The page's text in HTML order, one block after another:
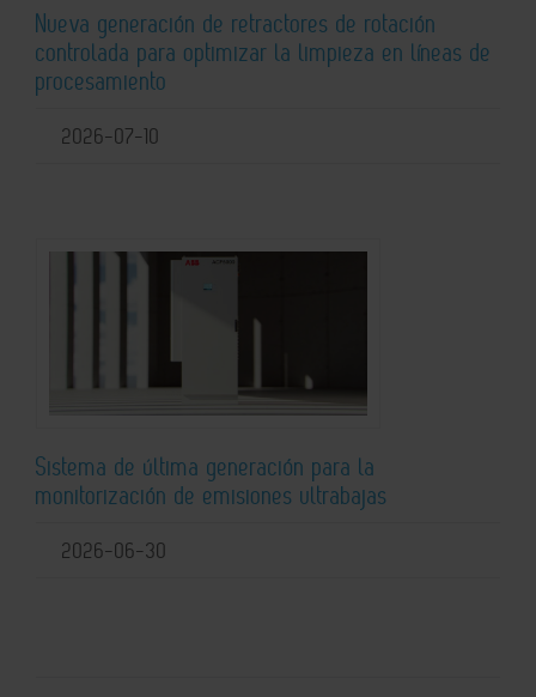
Nueva generación de retractores de rotación
controlada para optimizar la limpieza en líneas de
procesamiento
2026-07-10
Sistema de última generación para la
monitorización de emisiones ultrabajas
2026-06-30